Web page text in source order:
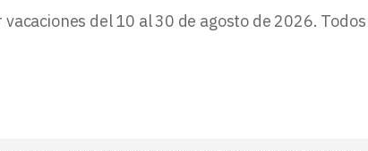
del 10 al 30 de agosto de 2026.